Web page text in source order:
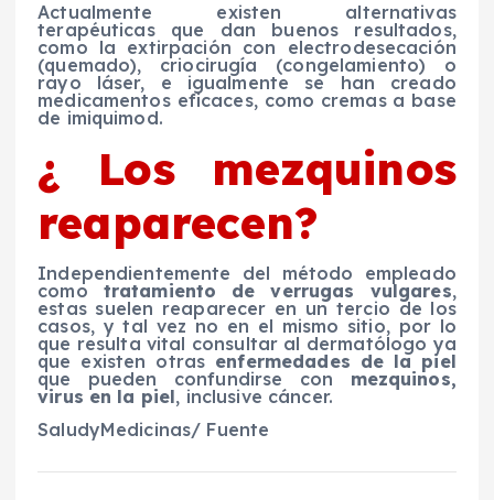
Actualmente existen alternativas
terapéuticas que dan buenos resultados,
como la extirpación con electrodesecación
(quemado), criocirugía (congelamiento) o
rayo láser, e igualmente se han creado
medicamentos eficaces, como cremas a base
de imiquimod.
¿ Los mezquinos
reaparecen?
Independientemente del método empleado
como tratamiento de verrugas vulgares,
estas suelen reaparecer en un tercio de los
casos, y tal vez no en el mismo sitio, por lo
que resulta vital consultar al dermatólogo ya
que existen otras enfermedades de la piel
que pueden confundirse con mezquinos,
virus en la piel, inclusive cáncer.
SaludyMedicinas/ Fuente